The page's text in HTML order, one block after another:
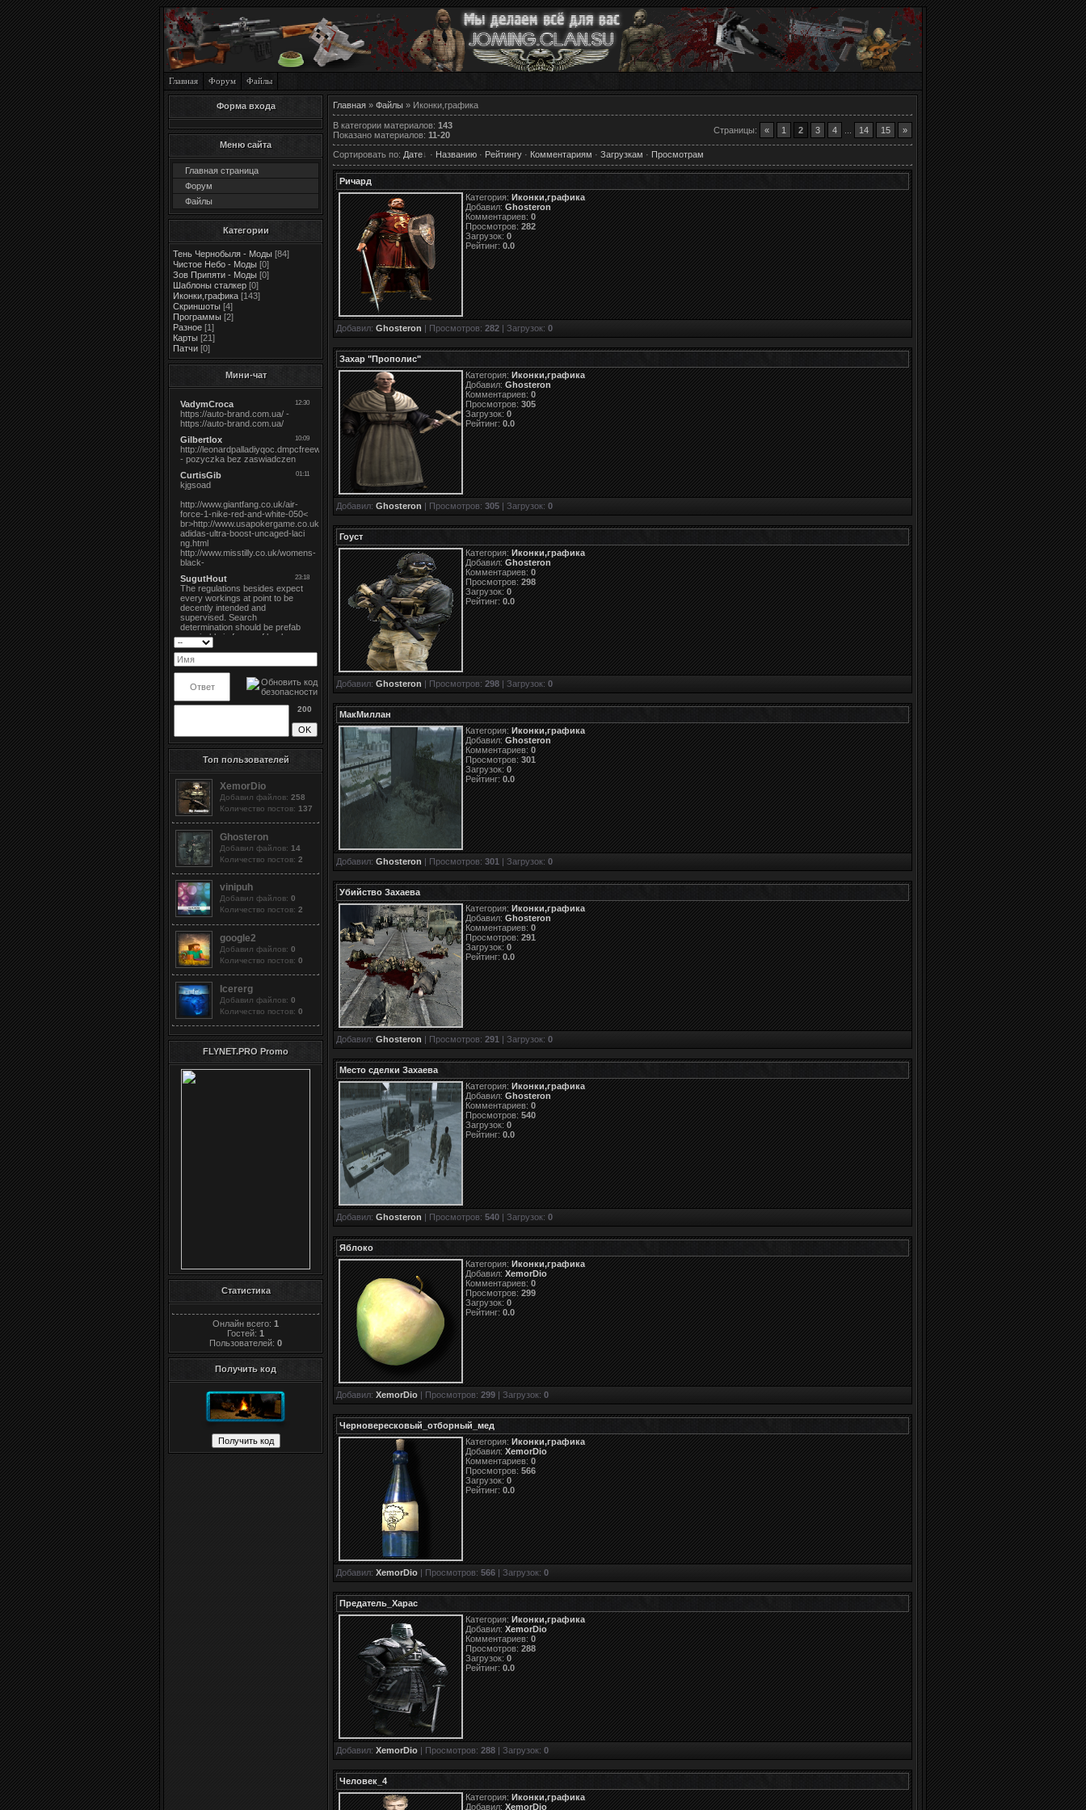
Главная Форум Файлы
Форма входа
Меню сайта
Главная страница
Форум
Файлы
Категории
Тень Чернобыля - Моды [84]
Чистое Небо - Моды [0]
Зов Припяти - Моды [0]
Шаблоны сталкер [0]
Иконки,графика [143]
Скриншоты [4]
Программы [2]
Разное [1]
Карты [21]
Патчи [0]
Мини-чат
200
Топ пользователей
XemorDio
Добавил файлов: 258
Количество постов: 137
Ghosteron
Добавил файлов: 14
Количество постов: 2
vinipuh
Добавил файлов: 0
Количество постов: 2
google2
Добавил файлов: 0
Количество постов: 0
Icererg
Добавил файлов: 0
Количество постов: 0
FLYNET.PRO Promo
Статистика
Онлайн всего: 1
Гостей: 1
Пользователей: 0
Получить код
Главная » Файлы » Иконки,графика
В категории материалов: 143
Показано материалов: 11-20 Страницы: « 1 2 3 4 14 15 »
Сортировать по: Дате · Названию · Рейтингу · Комментариям · Загрузкам · Просмотрам
Ричард
Категория:Иконки,графика
Добавил:Ghosteron
Комментариев:0
Просмотров:282
Загрузок:0
Рейтинг:0.0
Добавил: Ghosteron | Просмотров: 282 | Загрузок: 0
Захар "Прополис"
Категория:Иконки,графика
Добавил:Ghosteron
Комментариев:0
Просмотров:305
Загрузок:0
Рейтинг:0.0
Добавил: Ghosteron | Просмотров: 305 | Загрузок: 0
Гоуст
Категория:Иконки,графика
Добавил:Ghosteron
Комментариев:0
Просмотров:298
Загрузок:0
Рейтинг:0.0
Добавил: Ghosteron | Просмотров: 298 | Загрузок: 0
МакМиллан
Категория:Иконки,графика
Добавил:Ghosteron
Комментариев:0
Просмотров:301
Загрузок:0
Рейтинг:0.0
Добавил: Ghosteron | Просмотров: 301 | Загрузок: 0
Убийство Захаева
Категория:Иконки,графика
Добавил:Ghosteron
Комментариев:0
Просмотров:291
Загрузок:0
Рейтинг:0.0
Добавил: Ghosteron | Просмотров: 291 | Загрузок: 0
Место сделки Захаева
Категория:Иконки,графика
Добавил:Ghosteron
Комментариев:0
Просмотров:540
Загрузок:0
Рейтинг:0.0
Добавил: Ghosteron | Просмотров: 540 | Загрузок: 0
Яблоко
Категория:Иконки,графика
Добавил:XemorDio
Комментариев:0
Просмотров:299
Загрузок:0
Рейтинг:0.0
Добавил: XemorDio | Просмотров: 299 | Загрузок: 0
Черновересковый_отборный_мед
Категория:Иконки,графика
Добавил:XemorDio
Комментариев:0
Просмотров:566
Загрузок:0
Рейтинг:0.0
Добавил: XemorDio | Просмотров: 566 | Загрузок: 0
Предатель_Харас
Категория:Иконки,графика
Добавил:XemorDio
Комментариев:0
Просмотров:288
Загрузок:0
Рейтинг:0.0
Добавил: XemorDio | Просмотров: 288 | Загрузок: 0
Человек_4
Категория:Иконки,графика
Добавил:XemorDio